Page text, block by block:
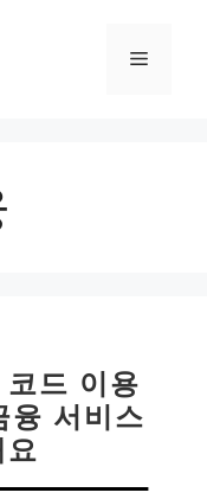
메
드 이용
융 서비스